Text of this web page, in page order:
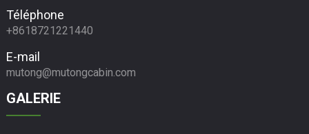
Téléphone
+8618721221440
E-mail
mutong@mutongcabin.com
GALERIE